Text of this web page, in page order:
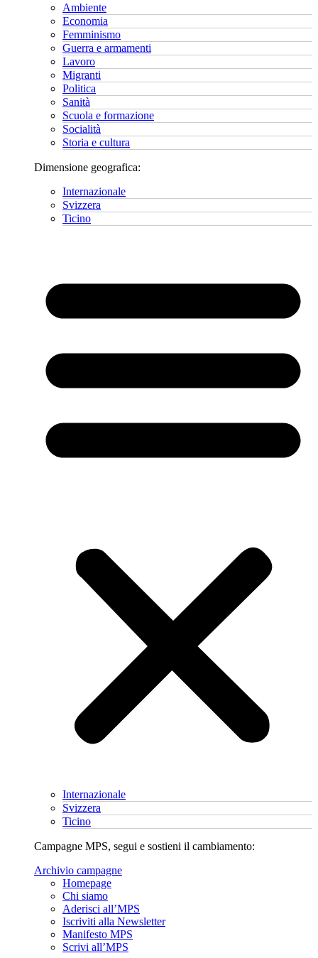
Ambiente
Economia
Femminismo
Guerra e armamenti
Lavoro
Migranti
Politica
Sanità
Scuola e formazione
Socialità
Storia e cultura
Dimensione geografica:
Internazionale
Svizzera
Ticino
Internazionale
Svizzera
Ticino
Campagne MPS, segui e sostieni il cambiamento:
Archivio campagne
Homepage
Chi siamo
Aderisci all’MPS
Iscriviti alla Newsletter
Manifesto MPS
Scrivi all’MPS